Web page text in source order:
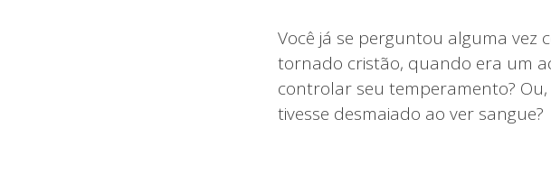
Você já se perguntou alguma vez
tornado cristão, quando era um
controlar seu temperamento?
tivesse desmaiado ao ver sangue?